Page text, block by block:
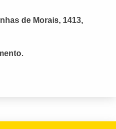
de Morais, 1413,